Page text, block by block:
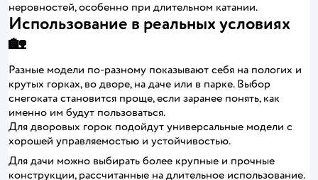
неровностей, особенно при длительном катании.
Использование в реальных условиях
🏡
Разные модели по-разному показывают себя на пологих и
крутых горках, во дворе, на даче или в парке. Выбор
снегоката становится проще, если заранее понять, как
именно им будут пользоваться.
Для дворовых горок подойдут универсальные модели с
хорошей управляемостью и устойчивостью.
Для дачи можно выбирать более крупные и прочные
конструкции, рассчитанные на длительное использование.